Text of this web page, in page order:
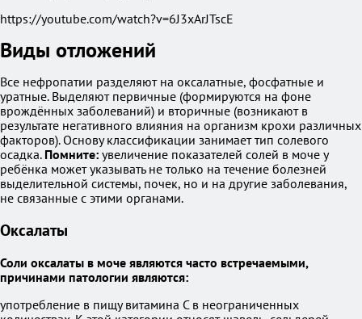
https://youtube.com/watch?v=6J3xArJTscE
Виды отложений
Все нефропатии разделяют на оксалатные, фосфатные и
уратные. Выделяют первичные (формируются на фоне
врождённых заболеваний) и вторичные (возникают в
результате негативного влияния на организм крохи различных
факторов). Основу классификации занимает тип солевого
осадка. Помните: увеличение показателей солей в моче у
ребёнка может указывать не только на течение болезней
выделительной системы, почек, но и на другие заболевания,
не связанные с этими органами.
Оксалаты
Соли оксалаты в моче являются часто встречаемыми,
причинами патологии являются:
употребление в пищу витамина С в неограниченных